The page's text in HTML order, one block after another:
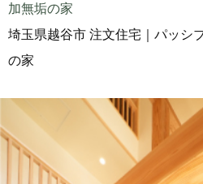
加無垢の家
埼玉県越谷市 注文住宅｜パッシ
の家